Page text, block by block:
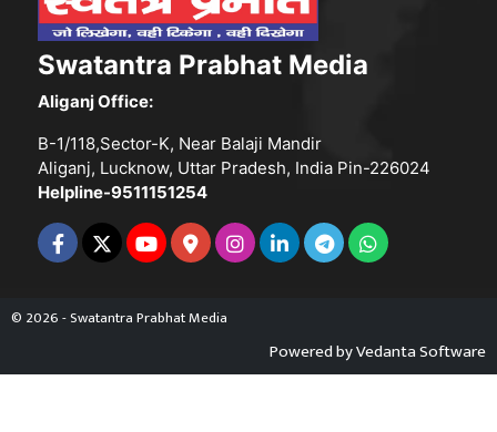
Swatantra Prabhat Media
Aliganj Office:
B-1/118,Sector-K, Near Balaji Mandir
Aliganj, Lucknow, Uttar Pradesh, India Pin-226024
Helpline-9511151254
© 2026 - Swatantra Prabhat Media
Powered byVedanta Software